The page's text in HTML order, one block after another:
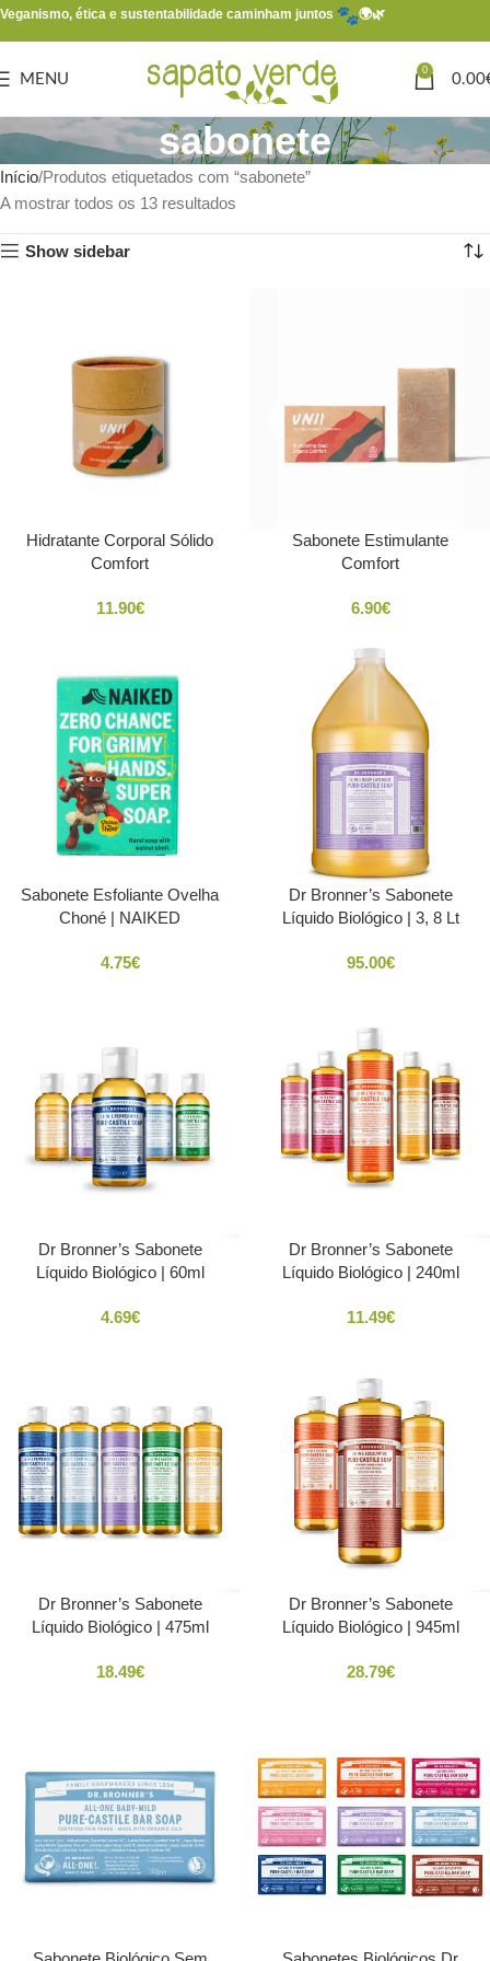
Veganismo, ética e sustentabilidade caminham juntos 🌍🌿
MENU
0
0.00
sabonete
Início Produtos etiquetados com “sabonete”
A mostrar todos os 13 resultados
Show sidebar
Hidratante Corporal Sólido
Comfort
11.90€
Sabonete Estimulante
Comfort
6.90€
Sabonete Esfoliante Ovelha
Choné | NAIKED
4.75€
Dr Bronner’s Sabonete
Líquido Biológico | 3, 8 Lt
95.00€
Dr Bronner’s Sabonete
Líquido Biológico | 60ml
4.69€
Dr Bronner’s Sabonete
Líquido Biológico | 240ml
11.49€
Dr Bronner’s Sabonete
Líquido Biológico | 475ml
18.49€
Dr Bronner’s Sabonete
Líquido Biológico | 945ml
28.79€